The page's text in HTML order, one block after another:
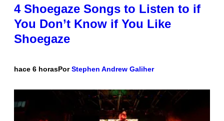
4 Shoegaze Songs to Listen to if
You Don’t Know if You Like
Shoegaze
hace 6 horasPorStephen Andrew Galiher